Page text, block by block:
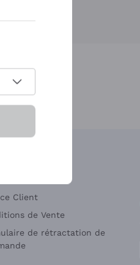
en 3 fois
Client
de Vente
de rétractation de